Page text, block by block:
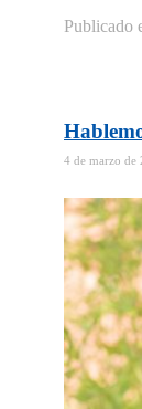
Publicado
4 de marzo de